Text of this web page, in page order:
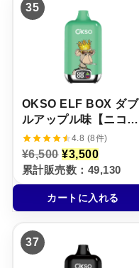
0
0
。
5
。
35
OKSO ELF BOX ダブ
ルアップル味【ニコパ
フ】5%
4.8 (8件)
¥6,500 元
の
価
格
は
¥
0
¥3,500現
在
の
価
格
は
5
累計販売数：49,130
カートに入れる
37